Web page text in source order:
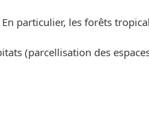
particulier, les forêts
(parcellisation des